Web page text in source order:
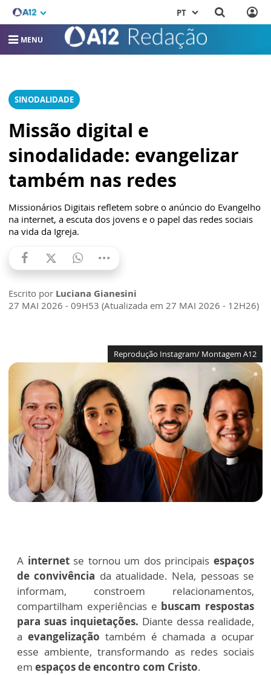
PT
MENU
SINODALIDADE
Missão digital e
sinodalidade: evangelizar
também nas redes
Missionários Digitais refletem sobre o anúncio do Evangelho
na internet, a escuta dos jovens e o papel das redes sociais
na vida da Igreja.
Escrito por Luciana Gianesini
27 MAI 2026 - 09H53 (Atualizada em 27 MAI 2026 - 12H26)
Reprodução Instagram/ Montagem A12
A internet se tornou um dos principaisespaços
de convivência da atualidade. Nela, pessoas se
informam, constroem relacionamentos,
compartilham experiências e buscam respostas
para suas inquietações. Diante dessa realidade,
a evangelização também é chamada a ocupar
esse ambiente, transformando as redes sociais
em espaços de encontro com Cristo.